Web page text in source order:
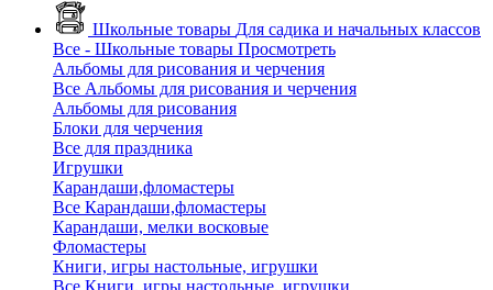
Школьные товары Для садика и начальных классов
Все - Школьные товары Просмотреть
Альбомы для рисования и черчения
Все Альбомы для рисования и черчения
Альбомы для рисования
Блоки для черчения
Все для праздника
Игрушки
Карандаши,фломастеры
Все Карандаши,фломастеры
Карандаши, мелки восковые
Фломастеры
Книги, игры настольные, игрушки
Все Книги, игры настольные, игрушки